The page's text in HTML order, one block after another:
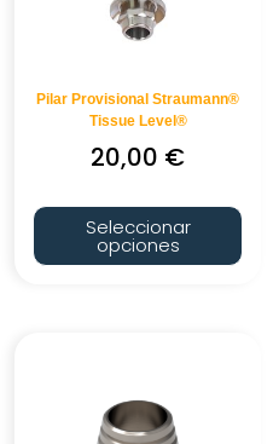
Pilar Provisional Straumann®
Tissue Level®
20,00 €
Seleccionar
opciones